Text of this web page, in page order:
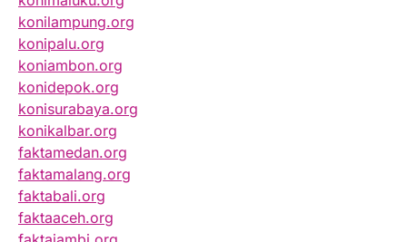
konilampung.org
konipalu.org
koniambon.org
konidepok.org
konisurabaya.org
konikalbar.org
faktamedan.org
faktamalang.org
faktabali.org
faktaaceh.org